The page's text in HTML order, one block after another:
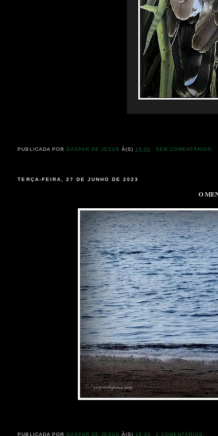
PUBLICADA POR GASPAR DE JESUS À(S) 16:00 SEM COMENTÁRIOS:
TERÇA-FEIRA, 27 DE JUNHO DE 2023
O
PUBLICADA POR GASPAR DE JESUS À(S) 16:00 2 COMENTÁRIOS: